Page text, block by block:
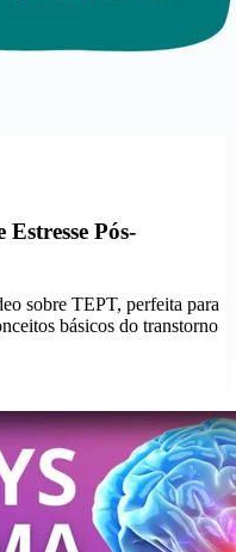
Pós-
sobre TEPT, perfeita para
básicos do transtorno